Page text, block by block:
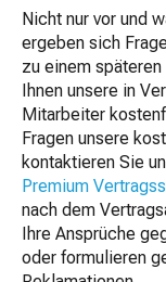
Nicht nur vor und
ergeben sich
zu einem
Ihnen unsere in
Mitarbeiter
Fragen unsere
kontaktieren Sie
Premium
nach dem
Ihre Ansprüche
oder formulieren